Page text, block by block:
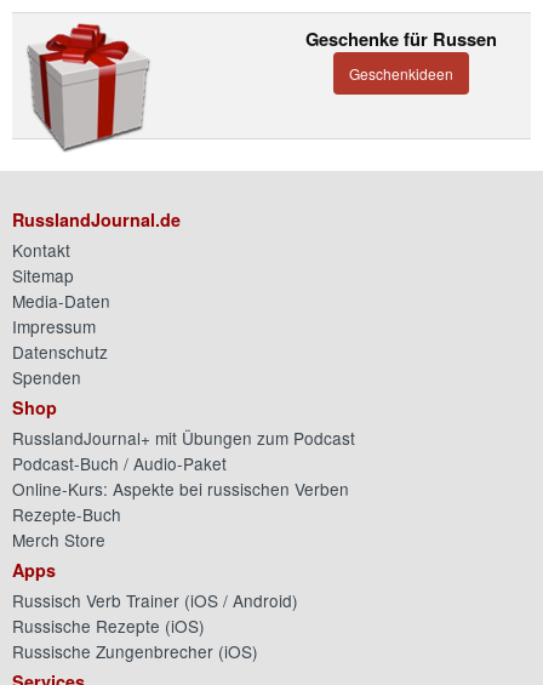
Geschenke für Russen
Geschenkideen
RusslandJournal.de
Kontakt
Sitemap
Media-Daten
Impressum
Datenschutz
Spenden
Shop
RusslandJournal+ mit Übungen zum Podcast
Podcast-Buch / Audio-Paket
Online-Kurs: Aspekte bei russischen Verben
Rezepte-Buch
Merch Store
Apps
Russisch Verb Trainer (iOS / Android)
Russische Rezepte (iOS)
Russische Zungenbrecher (iOS)